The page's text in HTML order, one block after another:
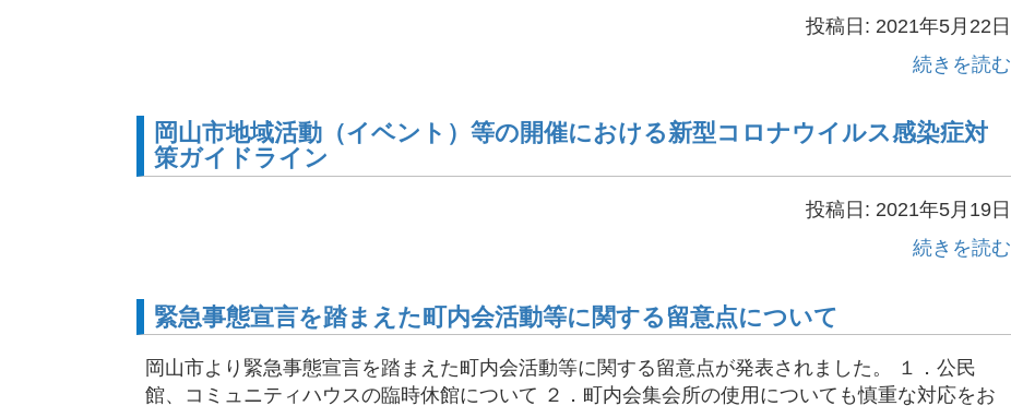
投稿日: 2021年5月22日
続きを読む
岡山市地域活動（イベント）等の開催における新型コロナウイルス感染症対
策ガイドライン
投稿日: 2021年5月19日
続きを読む
緊急事態宣言を踏まえた町内会活動等に関する留意点について
岡山市より緊急事態宣言を踏まえた町内会活動等に関する留意点が発表されました。 １．公民
館、コミュニティハウスの臨時休館について ２．町内会集会所の使用についても慎重な対応をお